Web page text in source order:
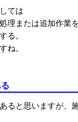
ては
理または追加作業を
る。
ね。
ると思いますが、